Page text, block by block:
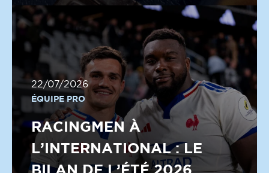
22/07/2026
ÉQUIPE PRO
RACINGMEN À
L’INTERNATIONAL : LE
BILAN DE L’ÉTÉ 2026